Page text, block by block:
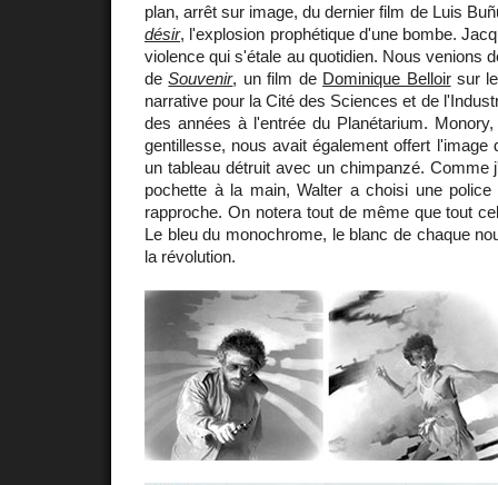
plan, arrêt sur image, du dernier film de Luis
désir, l'explosion prophétique d'une bombe.
violence qui s'étale au quotidien. Nous venions
deSouvenir, un film de Dominique Belloirsur le
narrative pour la Cité des Sciences et de
des années à l'entrée du Planétarium.
gentillesse, nous avait également offert l'image
un tableau détruit avec un chimpanzé. Comme
pochette à la main, Walter a choisi une
rapproche. On notera tout de même que tout
Le bleu du monochrome, le blanc de chaque
la révolution.